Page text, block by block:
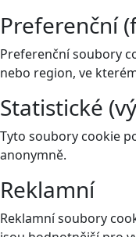
Preferenční
Preferenční soubory
nebo region, ve
Statistické
Tyto soubory cookie
anonymně.
Reklamní
Reklamní soubory